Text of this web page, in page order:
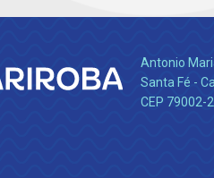
Antonio
Santa Fé -
CEP 79002-